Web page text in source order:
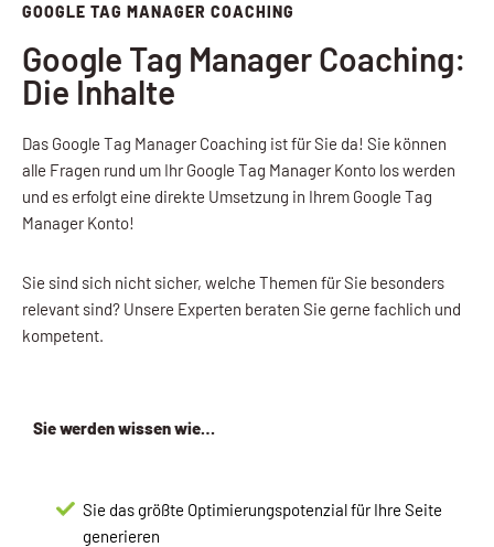
GOOGLE TAG MANAGER COACHING
Google Tag Manager Coaching:
Die Inhalte
Das Google Tag Manager Coaching ist für Sie da! Sie können
alle Fragen rund um Ihr Google Tag Manager Konto los werden
und es erfolgt eine direkte Umsetzung in Ihrem Google Tag
Manager Konto!
Sie sind sich nicht sicher, welche Themen für Sie besonders
relevant sind? Unsere Experten beraten Sie gerne fachlich und
kompetent.
Sie werden wissen wie…
Sie das größte Optimierungspotenzial für Ihre Seite
generieren